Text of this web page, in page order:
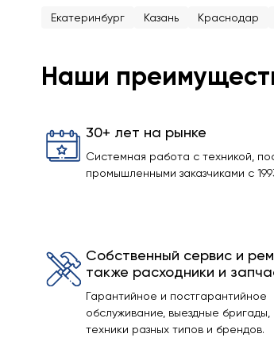
Екатеринбург Казань Краснодар
Наши
30+ лет на рынке
Системная работа с техникой,
промышленными заказчиками с
Собственный сервис и
также расходники и
Гарантийное и постгарантийное
обслуживание, выездные
техники разных типов и брендов.